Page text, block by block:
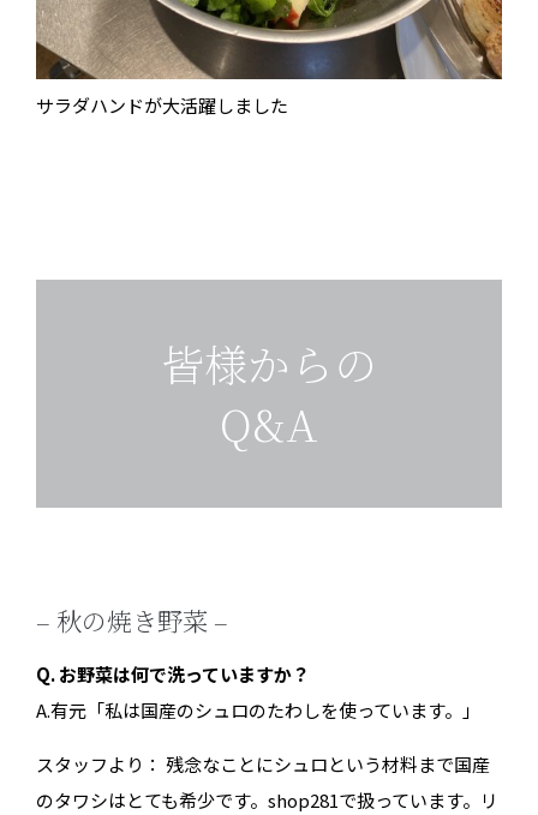
サラダハンドが大活躍しました
皆様からの
Q&A
– 秋の焼き野菜 –
Q. お野菜は何で洗っていますか？
A.有元「私は国産のシュロのたわしを使っています。」
スタッフより： 残念なことにシュロという材料まで国産
のタワシはとても希少です。shop281で扱っています。リ